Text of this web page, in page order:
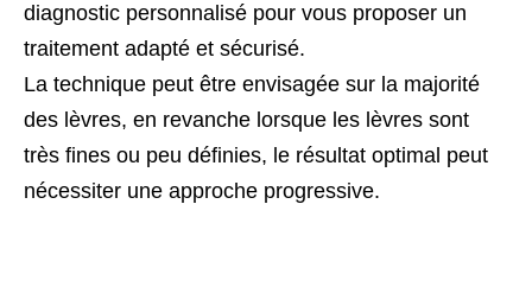
diagnostic personnalisé pour vous proposer un
traitement adapté et sécurisé.
La technique peut être envisagée sur la majorité
des lèvres, en revanche lorsque les lèvres sont
très fines ou peu définies, le résultat optimal peut
nécessiter une approche progressive.